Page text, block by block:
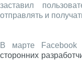
заставил
отправлять и
В марте Facebook
сторонних